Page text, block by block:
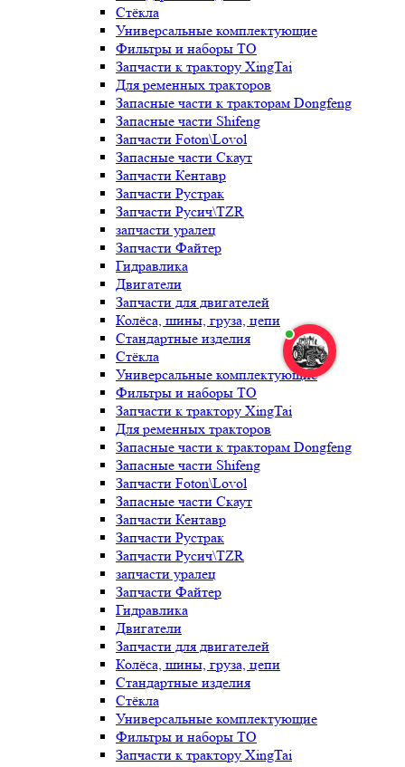
Стёкла
Универсальные комплектующие
Фильтры и наборы ТО
Запчасти к трактору XingTai
Для ременных тракторов
Запасные части к тракторам Dongfeng
Запасные части Shifeng
Запчасти Foton\Lovol
Запасные части Скаут
Запчасти Кентавр
Запчасти Рустрак
Запчасти Русич\TZR
запчасти уралец
Запчасти Файтер
Гидравлика
Двигатели
Запчасти для двигателей
Колёса, шины, груза, цепи
Стандартные изделия
Стёкла
Универсальные комплектующие
Фильтры и наборы ТО
Запчасти к трактору XingTai
Для ременных тракторов
Запасные части к тракторам Dongfeng
Запасные части Shifeng
Запчасти Foton\Lovol
Запасные части Скаут
Запчасти Кентавр
Запчасти Рустрак
Запчасти Русич\TZR
запчасти уралец
Запчасти Файтер
Гидравлика
Двигатели
Запчасти для двигателей
Колёса, шины, груза, цепи
Стандартные изделия
Стёкла
Универсальные комплектующие
Фильтры и наборы ТО
Запчасти к трактору XingTai